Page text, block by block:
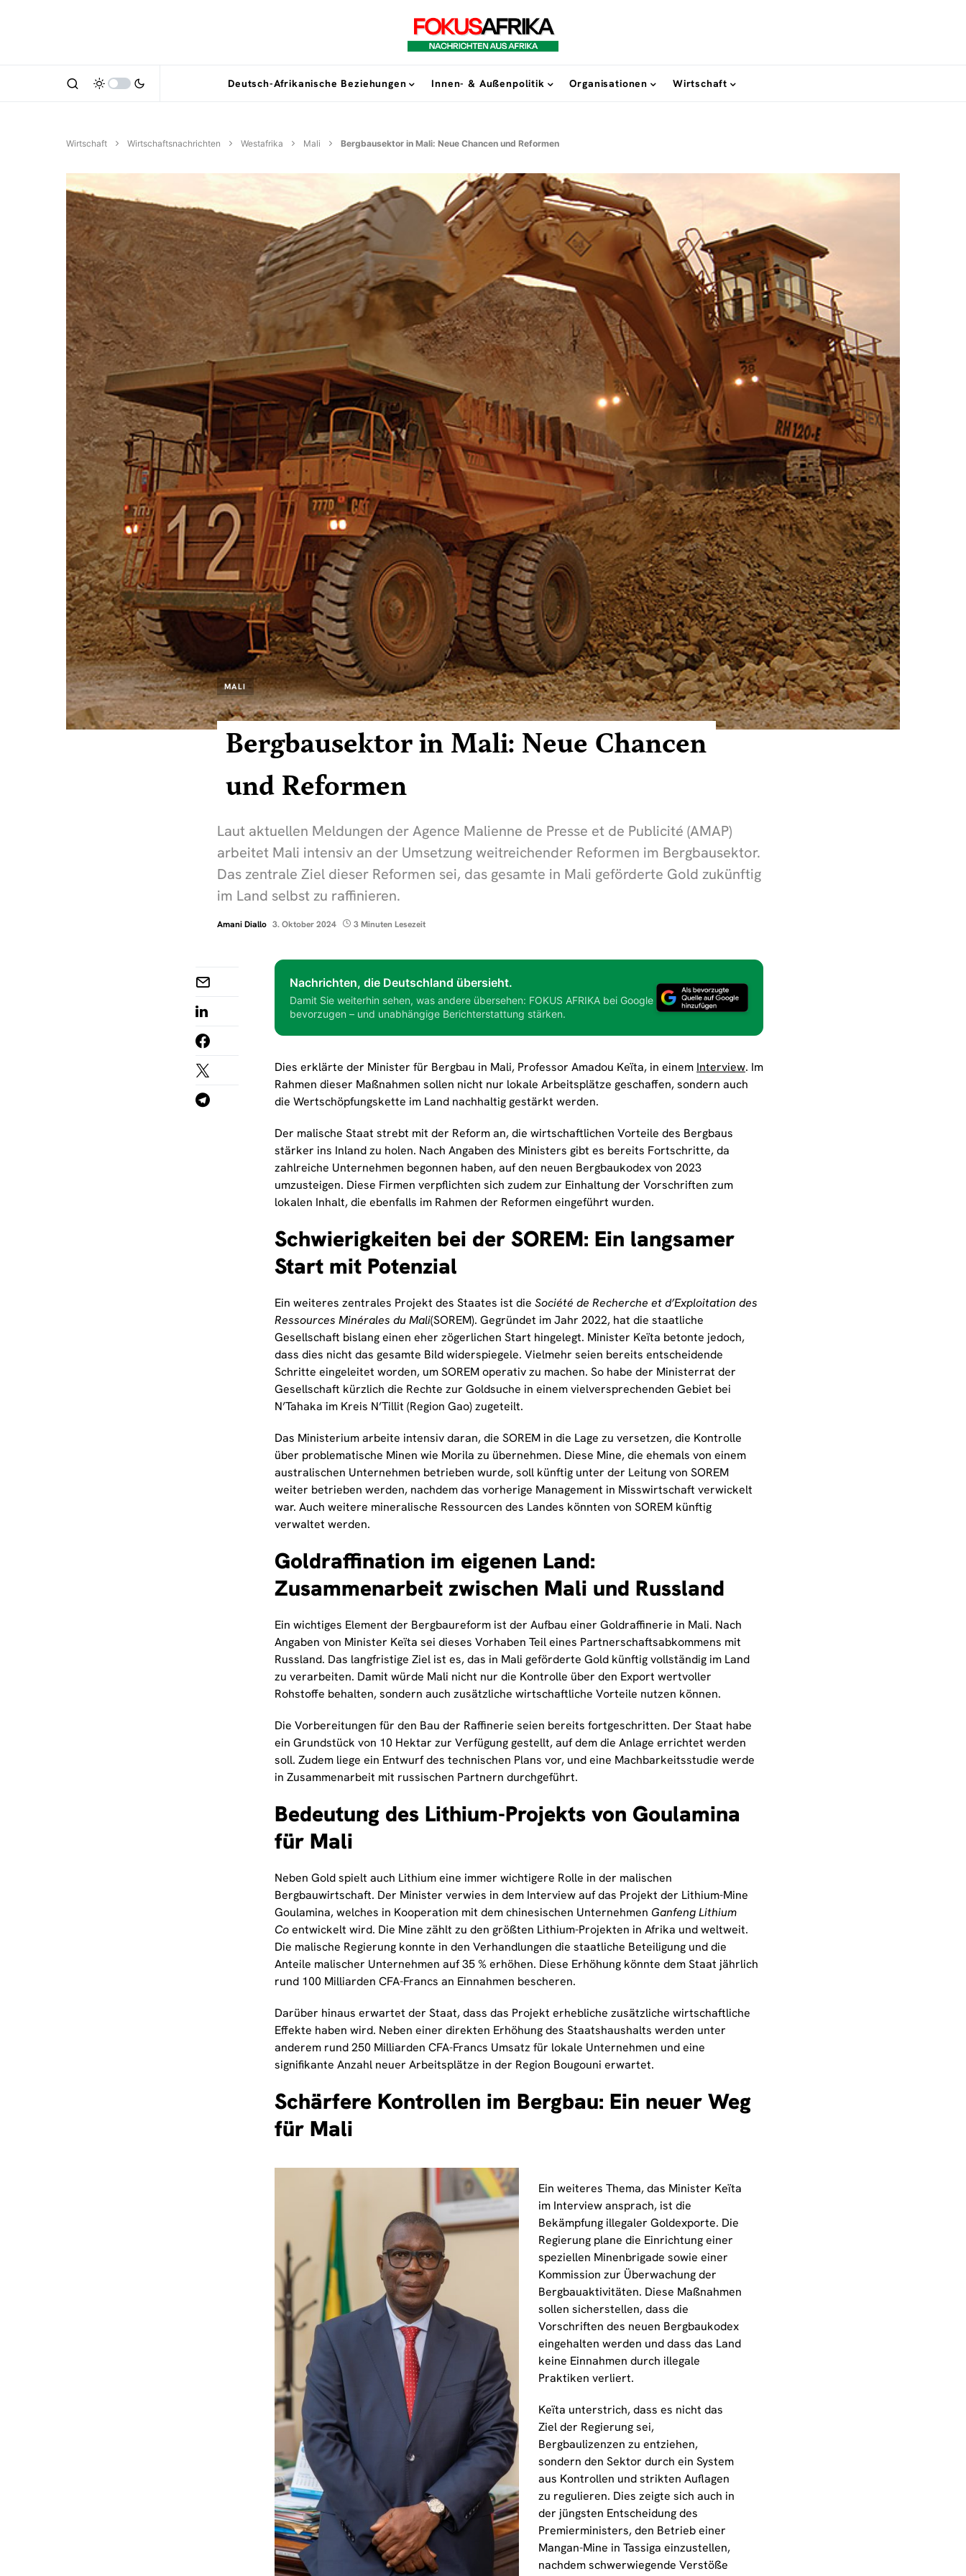
Deutsch-Afrikanische Beziehungen Innen- & Außenpolitik Organisationen Wirtschaft
Wirtschaft Wirtschaftsnachrichten Westafrika Mali Bergbausektor in Mali: Neue Chancen und Reformen
MALI
Bergbausektor in Mali: Neue Chancen
und Reformen
Laut aktuellen Meldungen der Agence Malienne de Presse et de Publicité (AMAP)
arbeitet Mali intensiv an der Umsetzung weitreichender Reformen im Bergbausektor.
Das zentrale Ziel dieser Reformen sei, das gesamte in Mali geförderte Gold zukünftig
im Land selbst zu raffinieren.
Amani Diallo 3. Oktober 2024 3 Minuten Lesezeit
Nachrichten, die Deutschland übersieht.
Damit Sie weiterhin sehen, was andere übersehen: FOKUS AFRIKA bei Google
bevorzugen – und unabhängige Berichterstattung stärken.
Dies erklärte der Minister für Bergbau in Mali, Professor Amadou Keïta, in einem Interview. Im
Rahmen dieser Maßnahmen sollen nicht nur lokale Arbeitsplätze geschaffen, sondern auch
die Wertschöpfungskette im Land nachhaltig gestärkt werden.
Der malische Staat strebt mit der Reform an, die wirtschaftlichen Vorteile des Bergbaus
stärker ins Inland zu holen. Nach Angaben des Ministers gibt es bereits Fortschritte, da
zahlreiche Unternehmen begonnen haben, auf den neuen Bergbaukodex von 2023
umzusteigen. Diese Firmen verpflichten sich zudem zur Einhaltung der Vorschriften zum
lokalen Inhalt, die ebenfalls im Rahmen der Reformen eingeführt wurden.
Schwierigkeiten bei der SOREM: Ein langsamer
Start mit Potenzial
Ein weiteres zentrales Projekt des Staates ist die Société de Recherche et d’Exploitation des
Ressources Minérales du Mali(SOREM). Gegründet im Jahr 2022, hat die staatliche
Gesellschaft bislang einen eher zögerlichen Start hingelegt. Minister Keïta betonte jedoch,
dass dies nicht das gesamte Bild widerspiegele. Vielmehr seien bereits entscheidende
Schritte eingeleitet worden, um SOREM operativ zu machen. So habe der Ministerrat der
Gesellschaft kürzlich die Rechte zur Goldsuche in einem vielversprechenden Gebiet bei
N’Tahaka im Kreis N’Tillit (Region Gao) zugeteilt.
Das Ministerium arbeite intensiv daran, die SOREM in die Lage zu versetzen, die Kontrolle
über problematische Minen wie Morila zu übernehmen. Diese Mine, die ehemals von einem
australischen Unternehmen betrieben wurde, soll künftig unter der Leitung von SOREM
weiter betrieben werden, nachdem das vorherige Management in Misswirtschaft verwickelt
war. Auch weitere mineralische Ressourcen des Landes könnten von SOREM künftig
verwaltet werden.
Goldraffination im eigenen Land:
Zusammenarbeit zwischen Mali und Russland
Ein wichtiges Element der Bergbaureform ist der Aufbau einer Goldraffinerie in Mali. Nach
Angaben von Minister Keïta sei dieses Vorhaben Teil eines Partnerschaftsabkommens mit
Russland. Das langfristige Ziel ist es, das in Mali geförderte Gold künftig vollständig im Land
zu verarbeiten. Damit würde Mali nicht nur die Kontrolle über den Export wertvoller
Rohstoffe behalten, sondern auch zusätzliche wirtschaftliche Vorteile nutzen können.
Die Vorbereitungen für den Bau der Raffinerie seien bereits fortgeschritten. Der Staat habe
ein Grundstück von 10 Hektar zur Verfügung gestellt, auf dem die Anlage errichtet werden
soll. Zudem liege ein Entwurf des technischen Plans vor, und eine Machbarkeitsstudie werde
in Zusammenarbeit mit russischen Partnern durchgeführt.
Bedeutung des Lithium-Projekts von Goulamina
für Mali
Neben Gold spielt auch Lithium eine immer wichtigere Rolle in der malischen
Bergbauwirtschaft. Der Minister verwies in dem Interview auf das Projekt der Lithium-Mine
Goulamina, welches in Kooperation mit dem chinesischen Unternehmen Ganfeng Lithium
Coentwickelt wird. Die Mine zählt zu den größten Lithium-Projekten in Afrika und weltweit.
Die malische Regierung konnte in den Verhandlungen die staatliche Beteiligung und die
Anteile malischer Unternehmen auf 35 % erhöhen. Diese Erhöhung könnte dem Staat jährlich
rund 100 Milliarden CFA-Francs an Einnahmen bescheren.
Darüber hinaus erwartet der Staat, dass das Projekt erhebliche zusätzliche wirtschaftliche
Effekte haben wird. Neben einer direkten Erhöhung des Staatshaushalts werden unter
anderem rund 250 Milliarden CFA-Francs Umsatz für lokale Unternehmen und eine
signifikante Anzahl neuer Arbeitsplätze in der Region Bougouni erwartet.
Schärfere Kontrollen im Bergbau: Ein neuer Weg
für Mali
Ein weiteres Thema, das Minister Keïta
im Interview ansprach, ist die
Bekämpfung illegaler Goldexporte. Die
Regierung plane die Einrichtung einer
speziellen Minenbrigade sowie einer
Kommission zur Überwachung der
Bergbauaktivitäten. Diese Maßnahmen
sollen sicherstellen, dass die
Vorschriften des neuen Bergbaukodex
eingehalten werden und dass das Land
keine Einnahmen durch illegale
Praktiken verliert.
Keïta unterstrich, dass es nicht das
Ziel der Regierung sei,
Bergbaulizenzen zu entziehen,
sondern den Sektor durch ein System
aus Kontrollen und strikten Auflagen
zu regulieren. Dies zeigte sich auch in
der jüngsten Entscheidung des
Premierministers, den Betrieb einer
Mangan-Mine in Tassiga einzustellen,
nachdem schwerwiegende Verstöße